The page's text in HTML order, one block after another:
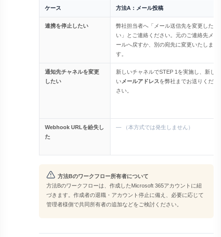
ケース 方法A：メール投稿
連携を停止したい
弊社担当者へ「メール送信先を変更した
い」とご連絡ください。元のご連絡先メ
ールへ戻すか、別の宛先に変更いたしま
す。
通知先チャネルを変更
したい
新しいチャネルでSTEP 1を実施し、新し
い メールアドレスを弊社までお送りくだ
さい。
Webhook URLを紛失し
た
— （本方式では発生しません）
方法Bのワークフロー所有者について
方法Bのワークフローは、作成したMicrosoft 365アカウントに紐
づきます。作成者の退職・アカウント停止に備え、必要に応じて
管理者様側で共同所有者の追加などをご検討ください。